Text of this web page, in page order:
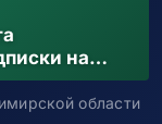
на
с
области